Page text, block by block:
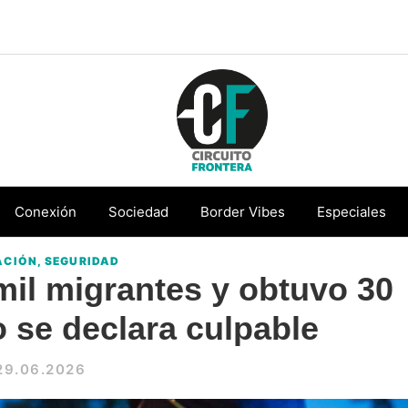
Conéctate
con
la
Conexión Sociedad Border Vibes Especiales
, SEGURIDAD
migrantes y obtuvo 30
se declara culpable